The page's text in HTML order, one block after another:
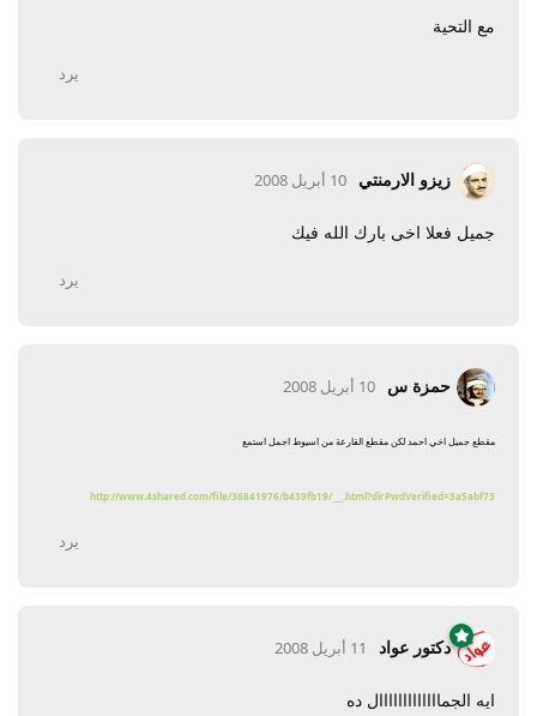
مع التحية
يرد
زيزو الارمنتي 10 أبريل 2008
جميل فعلا اخى بارك الله فيك
يرد
حمزة س 10 أبريل 2008
مقطع جميل اخي احمد لكن مقطع القارعة من اسيوط اجمل استمع
http://www.4shared.com/file/36841976/b439fb19/___.html?dirPwdVerified=3a5abf73
يرد
دكتور عواد 11 أبريل 2008
ايه الجمااااااااااااال ده